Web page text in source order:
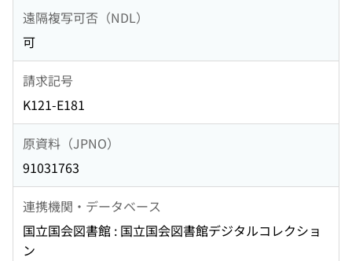
遠隔複写可否（NDL）
可
請求記号
K121-E181
原資料（JPNO）
91031763
連携機関・データベース
国立国会図書館 : 国立国会図書館デジタルコレクショ
ン